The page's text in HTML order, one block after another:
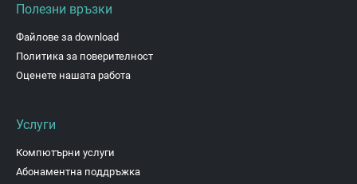
Полезни връзки
Файлове за download
Политика за поверителност
Оценете нашата работа
Услуги
Компютърни услуги
Абонаментна поддръжка